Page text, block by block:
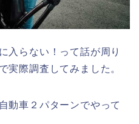
入らない！って話が周り
実際調査してみました。
動車２パターンでやって